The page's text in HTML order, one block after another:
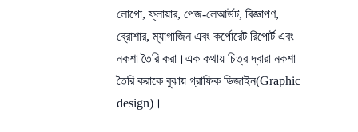
লোগো, ফ্লায়ার, পেজ-লেআউট, বিজ্ঞাপণ,
ব্রোশার, ম্যাগাজিন এবং কর্পোরেট রিপোর্ট এবং
নকশা তৈরি করা।এক কথায় চিত্র দ্বারা নকশা
তৈরি করাকে বুঝায় গ্রাফিক ডিজাইন(Graphic
design)।